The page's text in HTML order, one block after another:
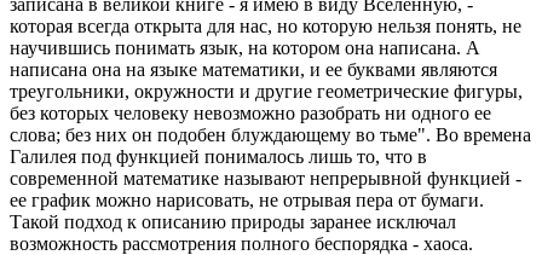
которая всегда открыта для нас, но которую нельзя понять, не
научившись понимать язык, на котором она написана. А
написана она на языке математики, и ее буквами являются
треугольники, окружности и другие геометрические фигуры,
без которых человеку невозможно разобрать ни одного ее
слова; без них он подобен блуждающему во тьме". Во времена
Галилея под функцией понималось лишь то, что в
современной математике называют непрерывной функцией -
ее график можно нарисовать, не отрывая пера от бумаги.
Такой подход к описанию природы заранее исключал
возможность рассмотрения полного беспорядка - хаоса.